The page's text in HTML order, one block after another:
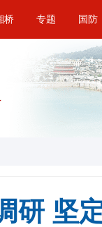
桥 专题 国防
研 坚